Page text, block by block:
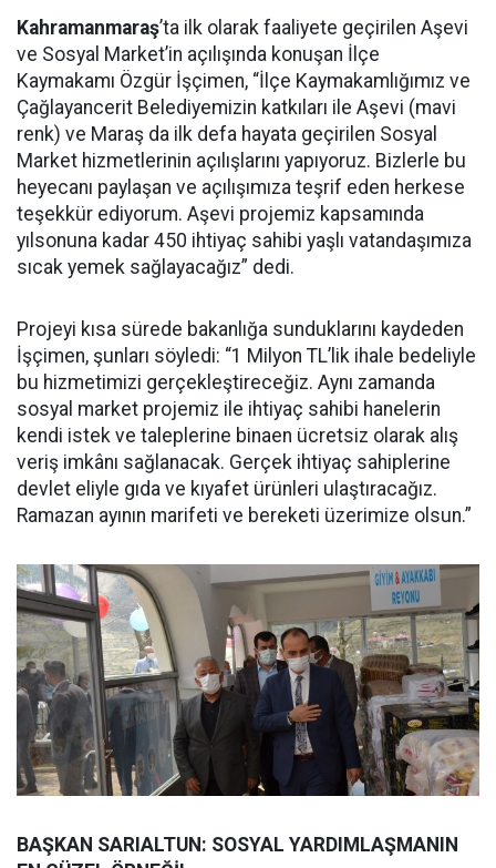
Kahramanmaraş’ta ilk olarak faaliyete geçirilen Aşevi
ve Sosyal Market’in açılışında konuşan İlçe
Kaymakamı Özgür İşçimen, “İlçe Kaymakamlığımız ve
Çağlayancerit Belediyemizin katkıları ile Aşevi (mavi
renk) ve Maraş da ilk defa hayata geçirilen Sosyal
Market hizmetlerinin açılışlarını yapıyoruz. Bizlerle bu
heyecanı paylaşan ve açılışımıza teşrif eden herkese
teşekkür ediyorum. Aşevi projemiz kapsamında
yılsonuna kadar 450 ihtiyaç sahibi yaşlı vatandaşımıza
sıcak yemek sağlayacağız” dedi.
Projeyi kısa sürede bakanlığa sunduklarını kaydeden
İşçimen, şunları söyledi: “1 Milyon TL’lik ihale bedeliyle
bu hizmetimizi gerçekleştireceğiz. Aynı zamanda
sosyal market projemiz ile ihtiyaç sahibi hanelerin
kendi istek ve taleplerine binaen ücretsiz olarak alış
veriş imkânı sağlanacak. Gerçek ihtiyaç sahiplerine
devlet eliyle gıda ve kıyafet ürünleri ulaştıracağız.
Ramazan ayının marifeti ve bereketi üzerimize olsun.”
BAŞKAN SARIALTUN: SOSYAL YARDIMLAŞMANIN